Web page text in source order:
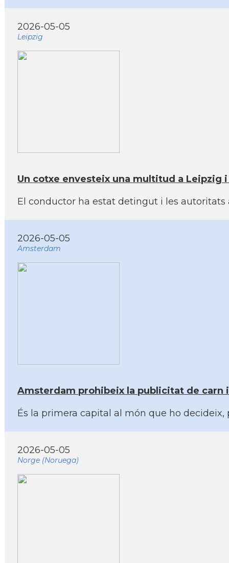
2026-05-05
Leipzig
Un cotxe envesteix una multitud a Leipzig
El conductor ha estat detingut i les
2026-05-05
Amsterdam
Amsterdam prohibeix la publicitat de carn
És la primera capital al món que ho
2026-05-05
Norge (Noruega)